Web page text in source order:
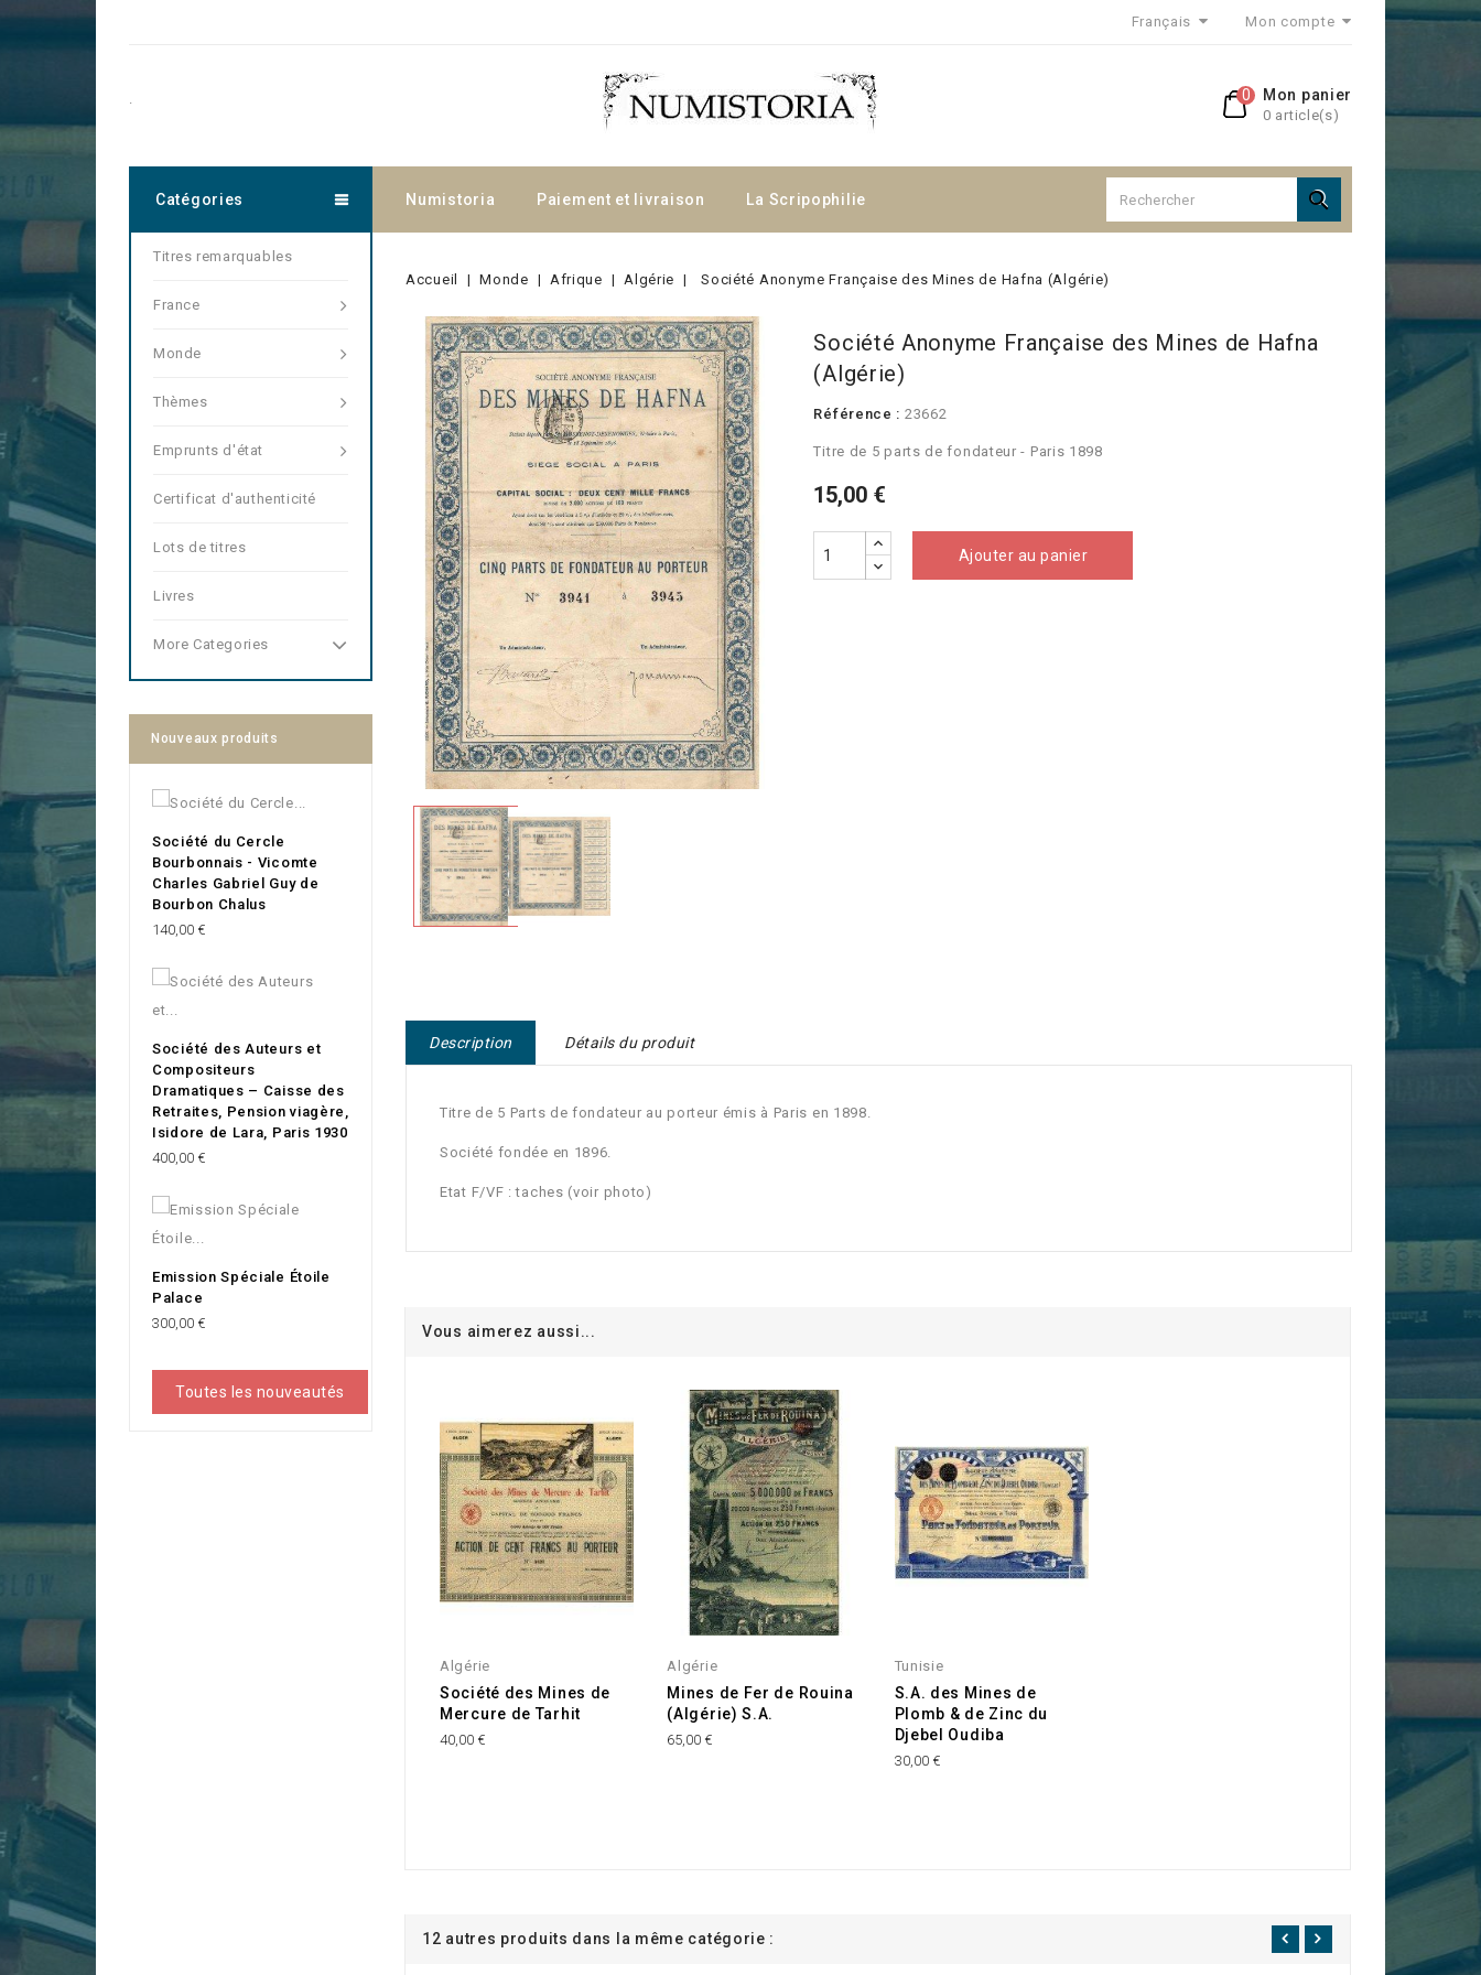
Français Mon compte
Mon panier
0 article(s)
0
.
Numistoria Paiement et livraison La Scripophilie 
Catégories
Titres remarquables
France
Monde
Thèmes
Emprunts d'état
Certificat d'authenticité
Lots de titres
Livres
More Categories
Nouveaux produits
Société du Cercle
Bourbonnais - Vicomte
Charles Gabriel Guy de
Bourbon Chalus
Prix
140,00 €
Société des Auteurs et
Compositeurs
Dramatiques – Caisse des
Retraites, Pension viagère,
Isidore de Lara, Paris 1930
Prix
400,00 €
Emission Spéciale Étoile
Palace
Prix
300,00 €
Toutes les nouveautés
Accueil Monde Afrique Algérie Société Anonyme Française des Mines de Hafna (Algérie)
Société Anonyme Française des Mines de Hafna
(Algérie)
Référence : 23662
Titre de 5 parts de fondateur - Paris 1898
15,00 €
Ajouter au panier
Description Détails du produit
Titre de 5 Parts de fondateur au porteur émis à Paris en 1898.
Société fondée en 1896.
Etat F/VF : taches (voir photo)
Vous aimerez aussi...
Algérie
Société des Mines de
Mercure de Tarhit
40,00 €
Algérie
Mines de Fer de Rouina
(Algérie) S.A.
65,00 €
Tunisie
S.A. des Mines de
Plomb & de Zinc du
Djebel Oudiba
30,00 €
12 autres produits dans la même catégorie :